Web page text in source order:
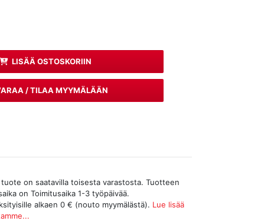
LISÄÄ OSTOSKORIIN
/ TILAA MYYMÄLÄÄN
tuote on saatavilla toisesta varastosta. Tuotteen
on Toimitusaika 1-3 työpäivää.
alkaen 0 € (nouto myymälästä). Lue lisää